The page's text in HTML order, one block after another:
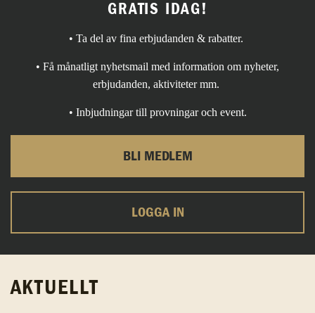
GRATIS IDAG!
• Ta del av fina erbjudanden & rabatter.
• Få månatligt nyhetsmail med information om nyheter,
erbjudanden, aktiviteter mm.
• Inbjudningar till provningar och event.
BLI MEDLEM
LOGGA IN
AKTUELLT